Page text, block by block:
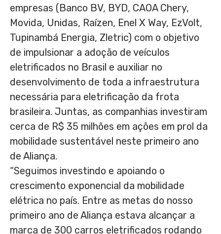
empresas (Banco BV, BYD, CAOA Chery,
Movida, Unidas, Raízen, Enel X Way, EzVolt,
Tupinambá Energia, Zletric) com o objetivo
de impulsionar a adoção de veículos
eletrificados no Brasil e auxiliar no
desenvolvimento de toda a infraestrutura
necessária para eletrificação da frota
brasileira. Juntas, as companhias investiram
cerca de R$ 35 milhões em ações em prol da
mobilidade sustentável neste primeiro ano
de Aliança.
“Seguimos investindo e apoiando o
crescimento exponencial da mobilidade
elétrica no país. Entre as metas do nosso
primeiro ano de Aliança estava alcançar a
marca de 300 carros eletrificados rodando